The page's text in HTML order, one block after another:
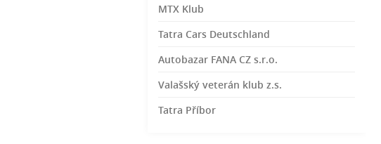
MTX Klub
Tatra Cars Deutschland
Autobazar FANA CZ s.r.o.
Valašský veterán klub z.s.
Tatra Příbor